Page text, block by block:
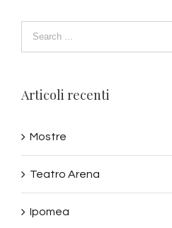
Articoli recenti
Mostre
Teatro Arena
Ipomea